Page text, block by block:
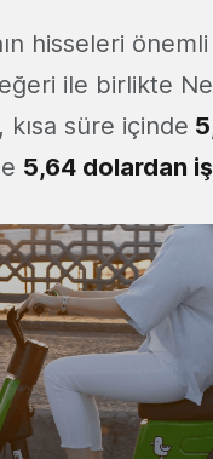
hisseleri
ile birlikte
kısa süre içinde
5,64 dolardan